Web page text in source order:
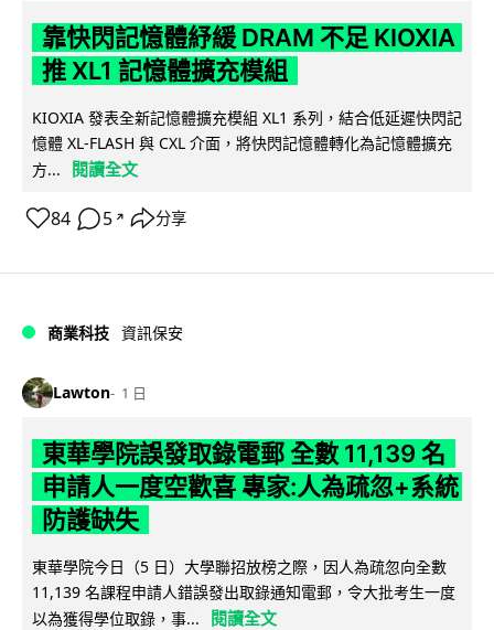
靠快閃記憶體紓緩 DRAM 不足 KIOXIA
推 XL1 記憶體擴充模組
KIOXIA 發表全新記憶體擴充模組 XL1 系列，結合低延遲快閃記
憶體 XL-FLASH 與 CXL 介面，將快閃記憶體轉化為記憶體擴充
方...
閱讀全文
84 5 ↗ 分享
商業科技 資訊保安
Lawton 1 日
東華學院誤發取錄電郵 全數 11,139 名
申請人一度空歡喜 專家:人為疏忽+系統
防護缺失
東華學院今日（5 日）大學聯招放榜之際，因人為疏忽向全數
11,139 名課程申請人錯誤發出取錄通知電郵，令大批考生一度
以為獲得學位取錄，事...
閱讀全文